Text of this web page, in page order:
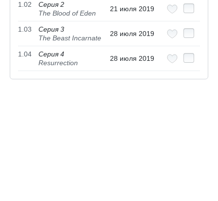
1.02
Серия 2
The Blood of Eden
21 июля 2019
1.03
Серия 3
The Beast Incarnate
28 июля 2019
1.04
Серия 4
Resurrection
28 июля 2019